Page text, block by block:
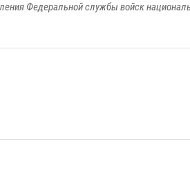
Федеральной службы войск